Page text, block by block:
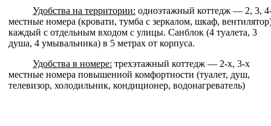
Удобства на территории: одноэтажный коттедж — 2, 3,
местные номера (кровати, тумба с зеркалом, шкаф,
каждый с отдельным входом с улицы. Санблок (4 туалета, 3
душа, 4 умывальника) в 5 метрах от корпуса.
Удобства в номере: трехэтажный коттедж — 2-х, 3-х
местные номера повышенной комфортности (туалет, душ,
телевизор, холодильник, кондиционер, водонагреватель)